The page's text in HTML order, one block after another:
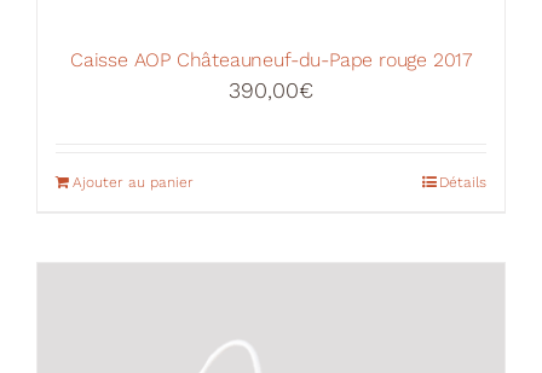
Caisse AOP Châteauneuf-du-Pape rouge 2017
390,00€
Ajouter au panier Détails